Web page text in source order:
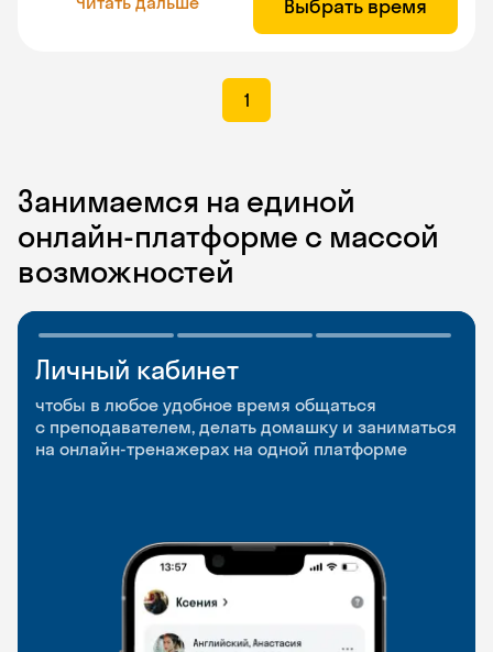
Выбрать время
1
Занимаемся на единой
онлайн-платформе с массой
возможностей
Личный кабинет
чтобы в любое удобное время общаться
с преподавателем, делать домашку и заниматься
на онлайн-тренажерах на одной платформе
Мобильное
приложение
чтобы заниматься и изучать новые слова где
и когда удобно
Разговорные клубы
и Talks
Групповые занятия для разговорной практики
и индивидуальные встречи с преподавателями